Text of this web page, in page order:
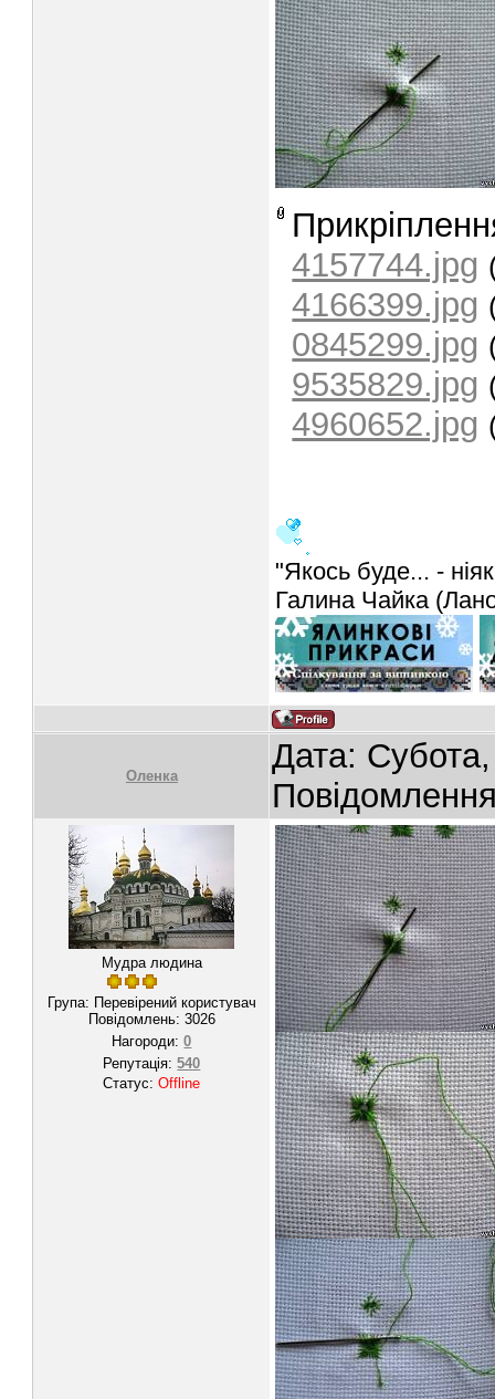
4157744.jpg
4166399.jpg
0845299.jpg
9535829.jpg
4960652.jpg
"Якось буде... -
Галина Чайка
Oленка
Дата:
Мудра людина
Група: Перевірений користувач
Повідомлень: 3026
Нагороди:0
Репутація:540
Статус:Offline